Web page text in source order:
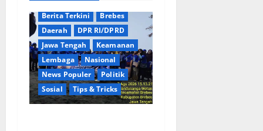
Berita Terkini
Brebes
Daerah
DPR RI/DPRD
Jawa Tengah
Keamanan
Lembaga
Nasional
News Populer
Politik
Sosial
Tips & Tricks